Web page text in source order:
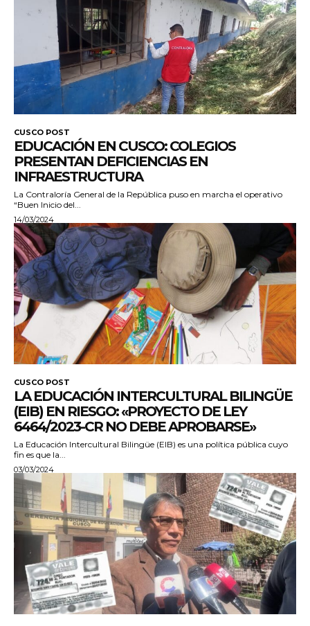
CUSCO POST
EDUCACIÓN EN CUSCO: COLEGIOS
PRESENTAN DEFICIENCIAS EN
INFRAESTRUCTURA
La Contraloría General de la República puso en marcha el operativo
“Buen Inicio del...
14/03/2024
CUSCO POST
LA EDUCACIÓN INTERCULTURAL BILINGÜE
(EIB) EN RIESGO: «PROYECTO DE LEY
6464/2023-CR NO DEBE APROBARSE»
La Educación Intercultural Bilingüe (EIB) es una política pública cuyo
fin es que la...
03/03/2024